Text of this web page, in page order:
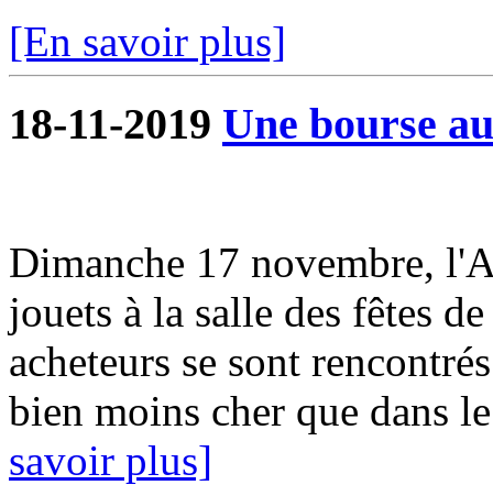
[En savoir plus]
18-11-2019 Une bourse
Dimanche 17 novembre,
jouets à la salle des fêtes
acheteurs se sont
bien moins cher que dans
savoir plus]